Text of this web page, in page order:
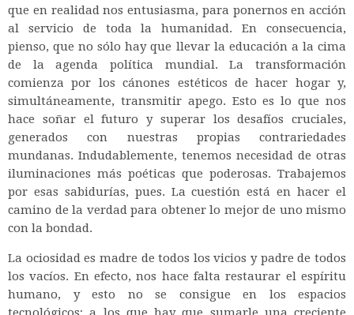
que en realidad nos entusiasma, para ponernos en acción
al servicio de toda la humanidad. En consecuencia,
pienso, que no sólo hay que llevar la educación a la cima
de la agenda política mundial. La transformación
comienza por los cánones estéticos de hacer hogar y,
simultáneamente, transmitir apego. Esto es lo que nos
hace soñar el futuro y superar los desafíos cruciales,
generados con nuestras propias contrariedades
mundanas. Indudablemente, tenemos necesidad de otras
iluminaciones más poéticas que poderosas. Trabajemos
por esas sabidurías, pues. La cuestión está en hacer el
camino de la verdad para obtener lo mejor de uno mismo
con la bondad.
La ociosidad es madre de todos los vicios y padre de todos
los vacíos. En efecto, nos hace falta restaurar el espíritu
humano, y esto no se consigue en los espacios